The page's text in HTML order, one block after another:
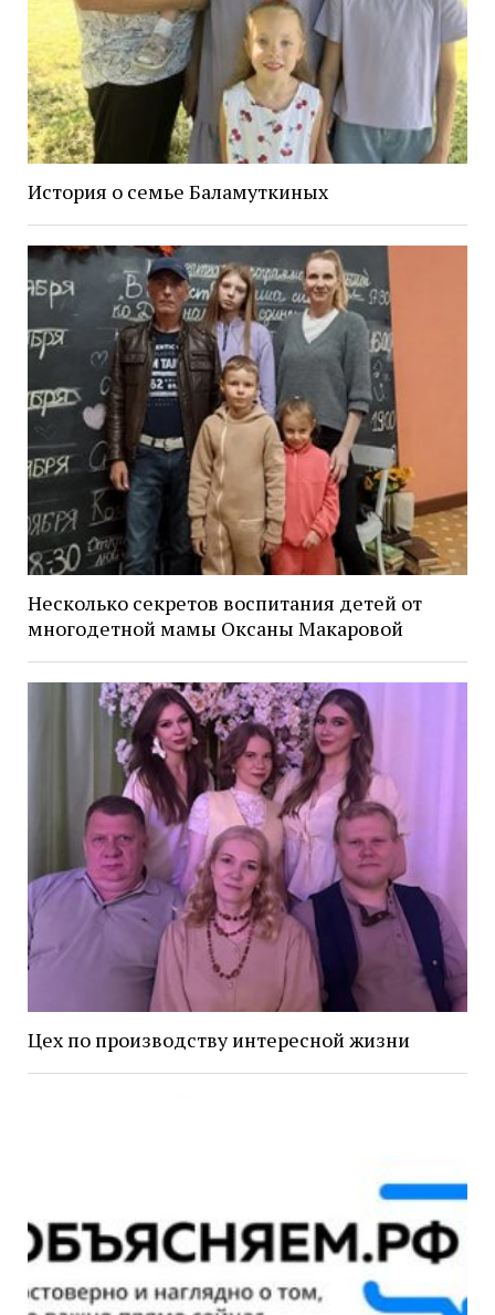
История о семье Баламуткиных
Несколько секретов воспитания детей от
многодетной мамы Оксаны Макаровой
Цех по производству интересной жизни